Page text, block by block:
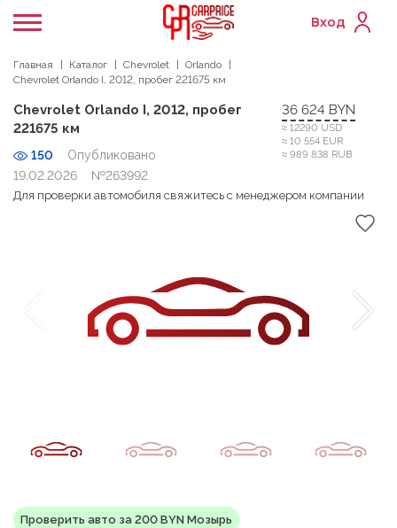
Вход
Главная Каталог Chevrolet
Orlando
Chevrolet Orlando I, 2012, пробег 221675 км
Chevrolet Orlando I, 2012, пробег
221675 км
150
Опубликовано
19.02.2026
№263992
36 624 BYN
≈ 12290 USD
≈ 10 554 EUR
≈ 989 838 RUB
Для проверки автомобиля свяжитесь с менеджером компании
Проверить авто за 200 BYN Мозырь